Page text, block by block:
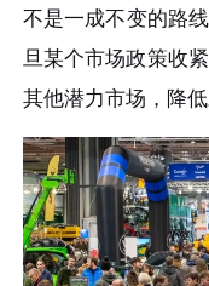
不是一成不变的路
旦某个市场政策收
其他潜力市场，降